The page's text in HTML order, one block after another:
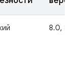
8.0,